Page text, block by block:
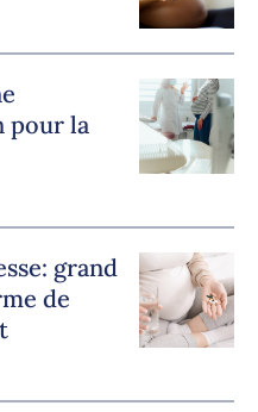
pour la
grand
de